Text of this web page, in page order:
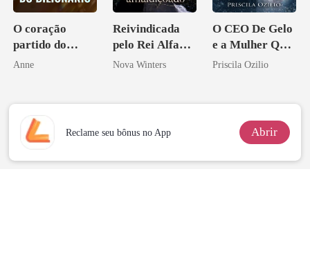
O coração
partido do
bilionário
Anne
Reivindicada
pelo Rei Alfa
amaldiçoado
Nova Winters
O CEO De Gelo
e a Mulher Que
Ele Jurou Odiar
Priscila Ozilio
Reclame seu bônus no App Abrir